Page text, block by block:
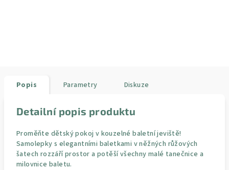
Popis Parametry Diskuze
Detailní popis produktu
Proměňte dětský pokoj v kouzelné baletní jeviště!
Samolepky s elegantními baletkami v něžných růžových
šatech rozzáří prostor a potěší všechny malé tanečnice a
milovnice baletu.